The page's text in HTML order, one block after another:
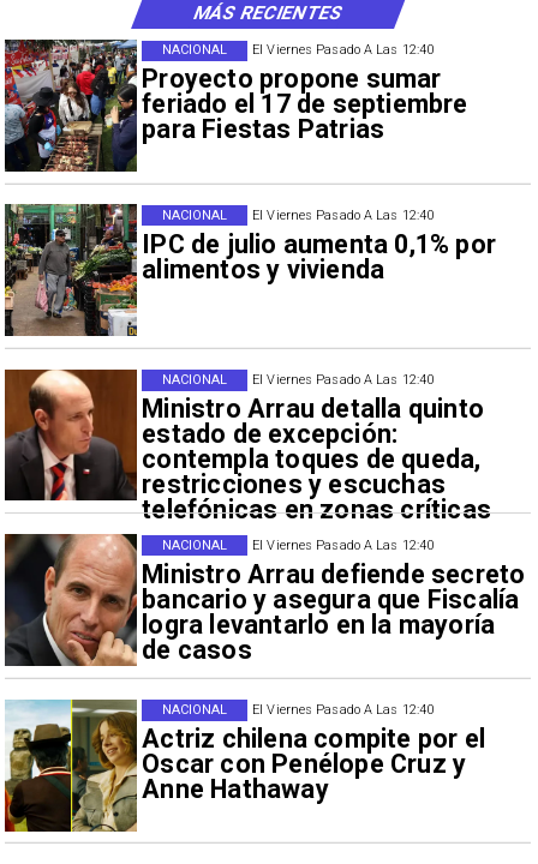
El Viernes Pasado A Las 12:40
Proyecto propone sumar
feriado el 17 de septiembre
para Fiestas Patrias
NACIONAL
El Viernes Pasado A Las 12:40
IPC de julio aumenta 0,1% por
alimentos y vivienda
NACIONAL
El Viernes Pasado A Las 12:40
Ministro Arrau detalla quinto
estado de excepción:
contempla toques de queda,
restricciones y escuchas
telefónicas en zonas críticas
NACIONAL
El Viernes Pasado A Las 12:40
Ministro Arrau defiende secreto
bancario y asegura que Fiscalía
logra levantarlo en la mayoría
de casos
NACIONAL
El Viernes Pasado A Las 12:40
Actriz chilena compite por el
Oscar con Penélope Cruz y
Anne Hathaway
NACIONAL
MÁS RECIENTES